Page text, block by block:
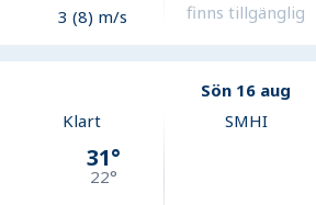
3 (8) m/s
finns tillgänglig
Sön 16 aug
Klart
31°
22°
SMHI